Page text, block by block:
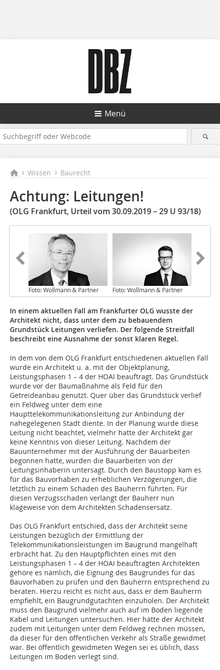
Menü
Wissen Baurecht
Achtung: Leitungen!
(OLG Frankfurt, Urteil vom 30.09.2019 – 29 U 93/18)
Foto: Wollmann & Partner Foto: Wollmann & Partner
In einem aktuellen Fall am Frankfurter OLG wusste der
Architekt nicht, dass unter dem zu bebauendem
Grundstück Leitungen verliefen. Der folgende Streitfall
beschreibt eine Ausnahme der sonst klaren Regel.
In dem von dem OLG Frankfurt entschiedenen aktuellen Fall
wurde ein Architekt u. a. mit der Objektplanung,
Leistungsphasen 1 – 4 der HOAI beauftragt. Das Grundstück
wurde vor der Baumaßnahme als Feld für den
Getreideanbau genutzt. Quer über das Grundstück verlief
ein Feldweg unter dem eine
Haupttelekommunikationsleitung zur Anbindung der
nahegelegenen Stadt diente. In der Planung wurde diese
Leitung nicht beachtet, vielmehr hatte der Architekt gar
keine Kenntnis von dieser Leitung. Nachdem der
Bauunternehmer mit der Ausführung der Bauarbeiten
begonnen hatte, wurden die Bauarbeiten von der
Leitungsinhaberin untersagt. Durch den Baustopp kam es
für das Bauvorhaben zu erheblichen Verzögerungen, die
letztlich zu einem Schaden des Bauherrn führten. Für
diesen Verzugsschaden verlangt der Bauherr nun
klageweise von dem Architekten Schadensersatz.
Das OLG Frankfurt entschied, dass der Architekt seine
Leistungen bezüglich der Ermittlung der
Telekommunikationsleistungen im Baugrund mangelhaft
erbracht hat. Zu den Hauptpflichten eines mit den
Leistungsphasen 1 – 4 der HOAI beauftragten Architekten
gehöre es nämlich, die Eignung des Baugrundes für das
Bauvorhaben zu prüfen und den Bauherrn entsprechend zu
beraten. Hierzu reicht es nicht aus, dass er dem Bauherrn
empfiehlt, ein Baugrundgutachten einzuholen. Der Architekt
muss den Baugrund vielmehr auch auf im Boden liegende
Kabel und Leitungen untersuchen. Hier hätte der Architekt
zudem mit Leitungen unter dem Feldweg rechnen müssen,
da dieser für den öffentlichen Verkehr als Straße gewidmet
war. Bei öffentlich gewidmeten Wegen sei es üblich, dass
Leitungen im Boden verlegt sind.